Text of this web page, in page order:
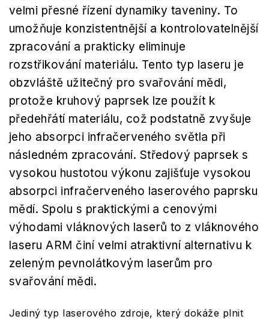
velmi přesné řízení dynamiky taveniny. To
umožňuje konzistentnější a kontrolovatelnější
zpracování a prakticky eliminuje
rozstřikování materiálu. Tento typ laseru je
obzvláště užitečný pro svařování mědi,
protože kruhový paprsek lze použít k
předehřátí materiálu, což podstatně zvyšuje
jeho absorpci infračerveného světla při
následném zpracování. Středový paprsek s
vysokou hustotou výkonu zajišťuje vysokou
absorpci infračerveného laserového paprsku
mědí. Spolu s praktickými a cenovými
výhodami vláknových laserů to z vláknového
laseru ARM činí velmi atraktivní alternativu k
zeleným pevnolátkovým laserům pro
svařování mědi.
Jediný typ laserového zdroje, který dokáže plnit